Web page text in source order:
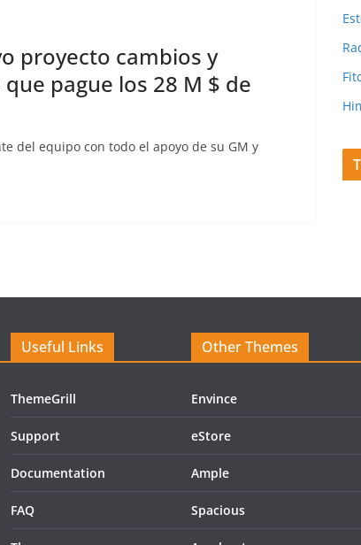
proyecto cambios y
pague los 28 M $ de
del equipo con todo el apoyo de su GM y
Useful Links
ThemeGrill
Support
Documentation
FAQ
Other Themes
Envince
eStore
Ample
Spacious